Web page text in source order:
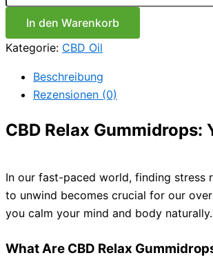
Menge
In den Warenkorb
Kategorie: CBD Oil
Beschreibung
Rezensionen (0)
CBD Relax Gummidrops:
In our fast-paced world, finding stress
to unwind becomes crucial for our
you calm your mind and body naturally.
What Are CBD Relax